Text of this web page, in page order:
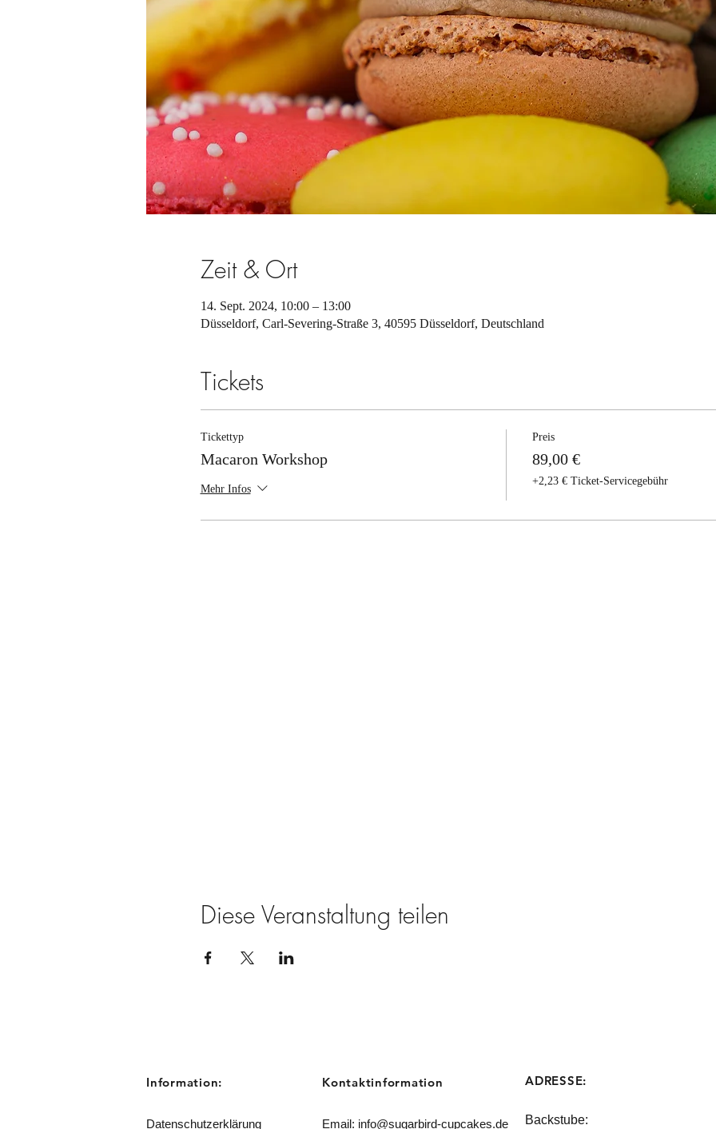
Zeit & Ort
14. Sept. 2024, 10:00 – 13:00
Düsseldorf, Carl-Severing-Straße 3, 40595 Düsseldorf, Deutschland
Tickets
Tickettyp
Macaron Workshop
Mehr Infos
Preis
89,00 €
+2,23 € Ticket-Servicegebühr
Diese Veranstaltung teilen
Information:
Datenschutzerklärung
Kontaktinformation
Email: info@sugarbird-cupcakes.de
ADRESSE:
Backstube: